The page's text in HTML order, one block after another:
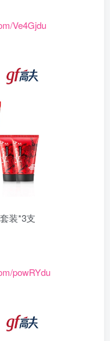
Ve4Gjdu
装*3支
powRYdu